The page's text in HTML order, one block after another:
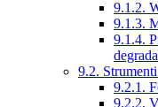
9.1.2.
9.1.3.
9.1.4.
9.2.
9.2.1.
9.2.2.